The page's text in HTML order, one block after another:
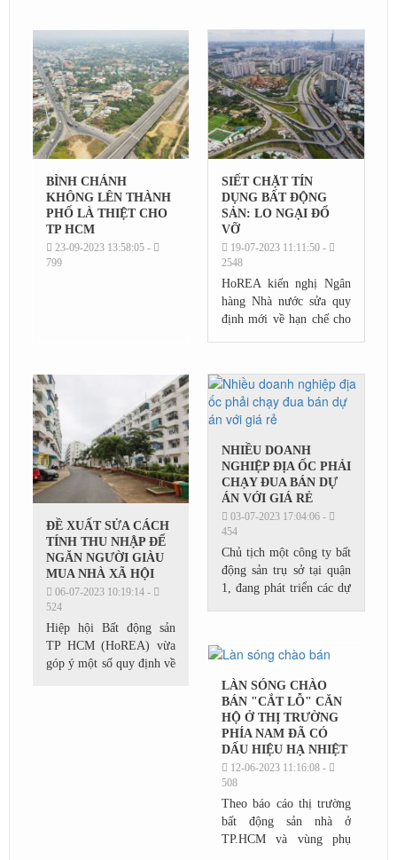
mới có thể bắt đầu...
đề xuất nhằm giải quyết
tình hình này....
BÌNH CHÁNH
KHÔNG LÊN THÀNH
PHỐ LÀ THIỆT CHO
TP HCM
23-09-2023 13:58:05 -
799
SIẾT CHẶT TÍN
DỤNG BẤT ĐỘNG
SẢN: LO NGẠI ĐỔ
VỠ
19-07-2023 11:11:50 -
2548
HoREA kiến nghị Ngân
hàng Nhà nước sửa quy
định mới về hạn chế cho
năm nay.
ĐỀ XUẤT SỬA CÁCH
TÍNH THU NHẬP ĐỂ
NGĂN NGƯỜI GIÀU
MUA NHÀ XÃ HỘI
06-07-2023 10:19:14 -
524
Hiệp hội Bất động sản
TP HCM (HoREA) vừa
góp ý một số quy định về
NHIỀU DOANH
NGHIỆP ĐỊA ỐC PHẢI
CHẠY ĐUA BÁN DỰ
ÁN VỚI GIÁ RẺ
03-07-2023 17:04:06 -
454
Chủ tịch một công ty bất
động sản trụ sở tại quận
1, đang phát triển các dự
ty quay cuồng...
LÀN SÓNG CHÀO
BÁN "CẮT LỖ" CĂN
HỘ Ở THỊ TRƯỜNG
PHÍA NAM ĐÃ CÓ
DẤU HIỆU HẠ NHIỆT
12-06-2023 11:16:08 -
508
Theo báo cáo thị trường
bất động sản nhà ở
TP.HCM và vùng phụ